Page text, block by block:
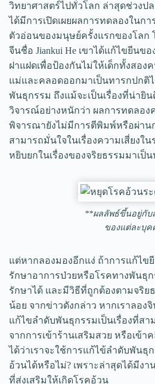
วิทยาศาสตร์ไปทั่วโลก ล่าสุดช่วงป
ได้มีการเปิดเผยผลการทดลองในก
ตัวอ่อนของมนุษย์ครั้งแรกของโลก
จีนชื่อ Jiankui He เขาได้แก้ไขยีนข
ฝาแฝดเพื่อป้องกันไม่ให้เด็กทั้งสอง
แม่และคลอดออกมาเป็นทารกปกติไ
พันธุกรรม ถึงแม้จะเป็นเรื่องที่น่ายิ
วิจารณ์อย่างหนักว่า ผลการทดลอง
พิจารณายังไม่มีการตีพิมพ์หรือผ่าน
สามารถมั่นใจในเรื่องความเสี่ยงใน
หยิบยกในเรื่องของจริยธรรมมาเป็
**ผลลัพธ์ขึ้นอยู่กับ
ของแต่ละบุค
แต่หากลองมองอีกแง่ ถ้าการแก้ไข
รักษาอาการป่วยหรือโรคทางพันธุ
รักษาได้ และมีวิธีที่ถูกต้องตามจริย
น้อย จากข่าวดังกล่าว หากเราลอง
แก้ไขลำดับพันธุกรรมเป็นเรื่องที่สา
จากการเข้าร้านเสริมสวย หรือเข้
ได้ว่าเราจะใช้การแก้ไข้ลำดับพันธุ
อ้วนได้หรือไม่? เพราะล่าสุดได้มีง
ที่ส่งเสริมให้เกิดโรคอ้วน